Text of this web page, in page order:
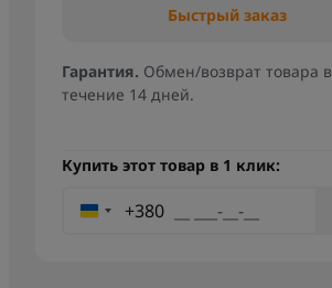
Быстрый заказ
Гарантия. Обмен/возврат товара в
течение 14 дней.
Купить этот товар в 1 клик:
+380